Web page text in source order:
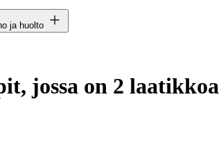
ja huolto
jossa on 2 laatikkoa